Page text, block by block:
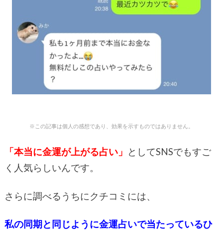
※この記事は個人の感想であり、効果を示すものではありません。
「本当に金運が上がる占い」 としてSNSでもすご
く人気らしいんです。
さらに調べるうちにクチコミには、
私の同期と同じように金運占いで当たっているひ